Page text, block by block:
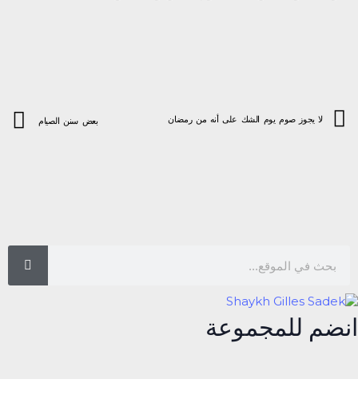
لا يجوز صوم يوم الشك على أنه من رمضان بعض سنن الصيام
انضم للمجموعة